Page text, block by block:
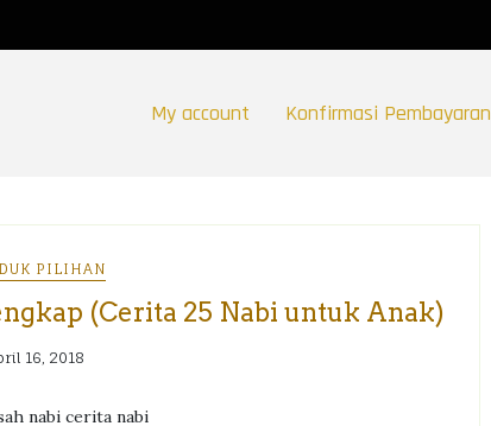
My account Konfirmasi Pembayaran
PILIHAN
(Cerita 25 Nabi untuk Anak)
16, 2018